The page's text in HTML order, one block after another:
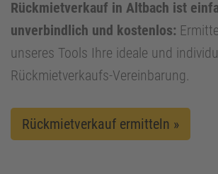
Rückmietverkauf in Altbach ist
unverbindlich und kostenlos:
unseres Tools Ihre ideale und
Rückmietverkaufs-Vereinbarung.
Rückmietverkauf ermitteln »